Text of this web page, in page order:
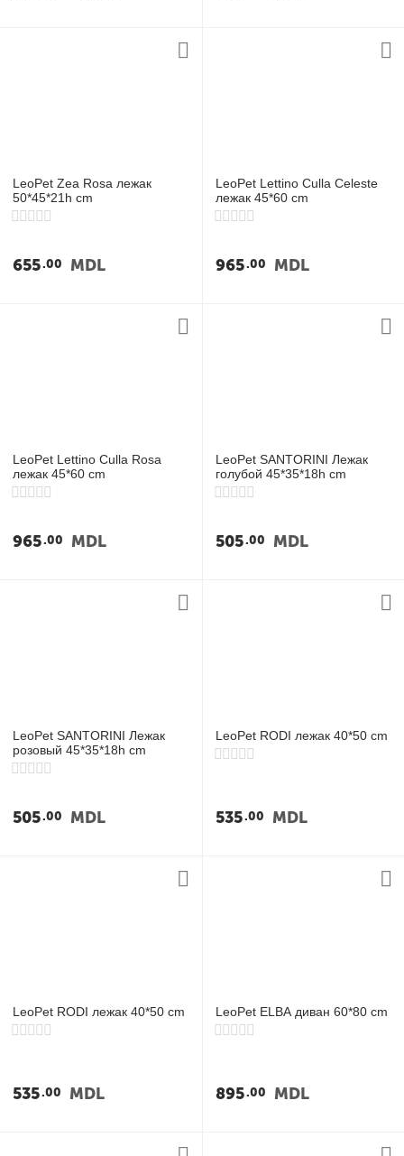
LeoPet Zea Rosa лежак
50*45*21h cm
655 00 MDL
LeoPet Lettino Culla Celeste
лежак 45*60 cm
965 00 MDL
LeoPet Lettino Culla Rosa
лежак 45*60 cm
965 00 MDL
LeoPet SANTORINI Лежак
голубой 45*35*18h cm
505 00 MDL
LeoPet SANTORINI Лежак
розовый 45*35*18h cm
505 00 MDL
LeoPet RODI лежак 40*50 cm
535 00 MDL
LeoPet RODI лежак 40*50 cm
535 00 MDL
LeoPet ELBA диван 60*80 cm
895 00 MDL